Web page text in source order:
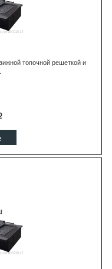
топочной решеткой и